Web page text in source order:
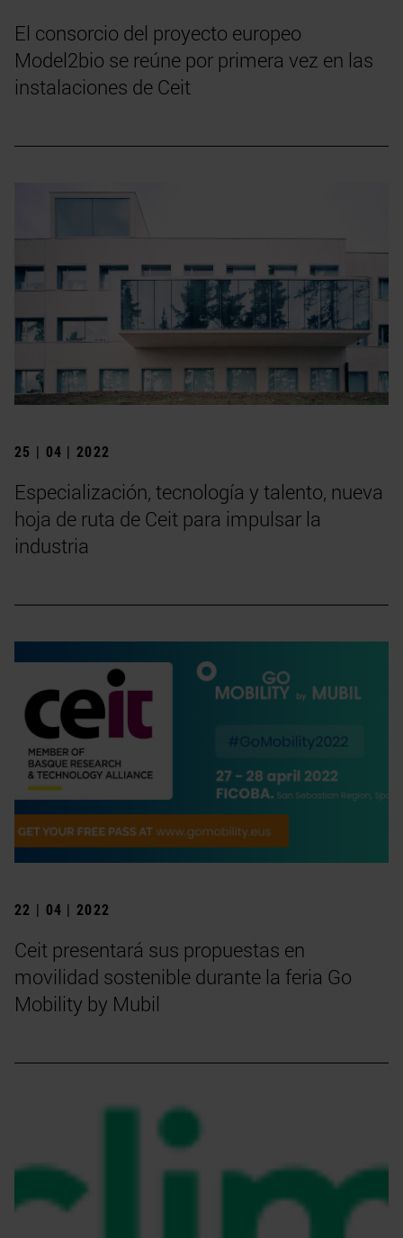
El consorcio del proyecto europeo
Model2bio se reúne por primera vez en las
instalaciones de Ceit
25 | 04 | 2022
Especialización, tecnología y talento, nueva
hoja de ruta de Ceit para impulsar la
industria
22 | 04 | 2022
Ceit presentará sus propuestas en
movilidad sostenible durante la feria Go
Mobility by Mubil